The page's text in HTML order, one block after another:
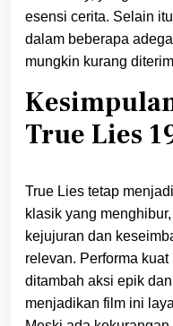
esensi cerita. Selain
dalam beberapa
mungkin kurang
True Lies
True Lies tetap
klasik yang
kejujuran dan
relevan. Performa
ditambah aksi epik
menjadikan film ini